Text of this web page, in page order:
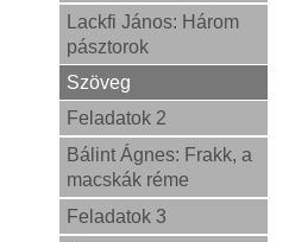
Lackfi János: Három
pásztorok
Szöveg
Feladatok 2
Bálint Ágnes: Frakk, a
macskák réme
Feladatok 3